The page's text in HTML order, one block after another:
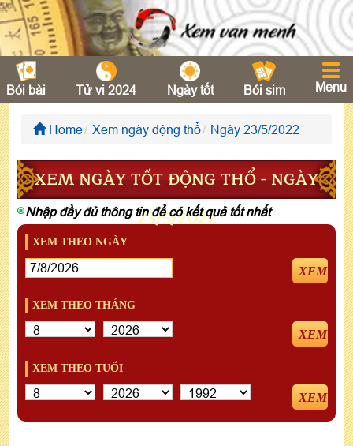
Bói bài Tử vi 2024 Ngày tốt Bói sim Menu
Home Xem ngày động thổ Ngày 23/5/2022
XEM NGÀY TỐT ĐỘNG THỔ - NGÀY
23/5/2022
Nhập đầy đủ thông tin để có kết quả tốt nhất
XEM THEO NGÀY
XEM
XEM THEO THÁNG
XEM
XEM THEO TUỔI
XEM